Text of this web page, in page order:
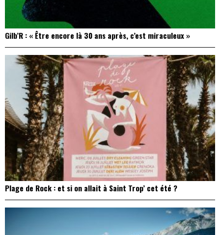
Gilb’R : « Être encore là 30 ans après, c’est miraculeux »
Plage de Rock : et si on allait à Saint Trop’ cet été ?